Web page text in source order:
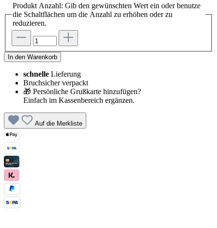
Produkt Anzahl: Gib den gewünschten Wert ein oder benutze
die Schaltflächen um die Anzahl zu erhöhen oder zu
reduzieren.
In den Warenkorb
schnelle Lieferung
Bruchsicher verpackt
🎁 Persönliche Grußkarte hinzufügen?
Einfach im Kassenbereich ergänzen.
Auf die Merkliste